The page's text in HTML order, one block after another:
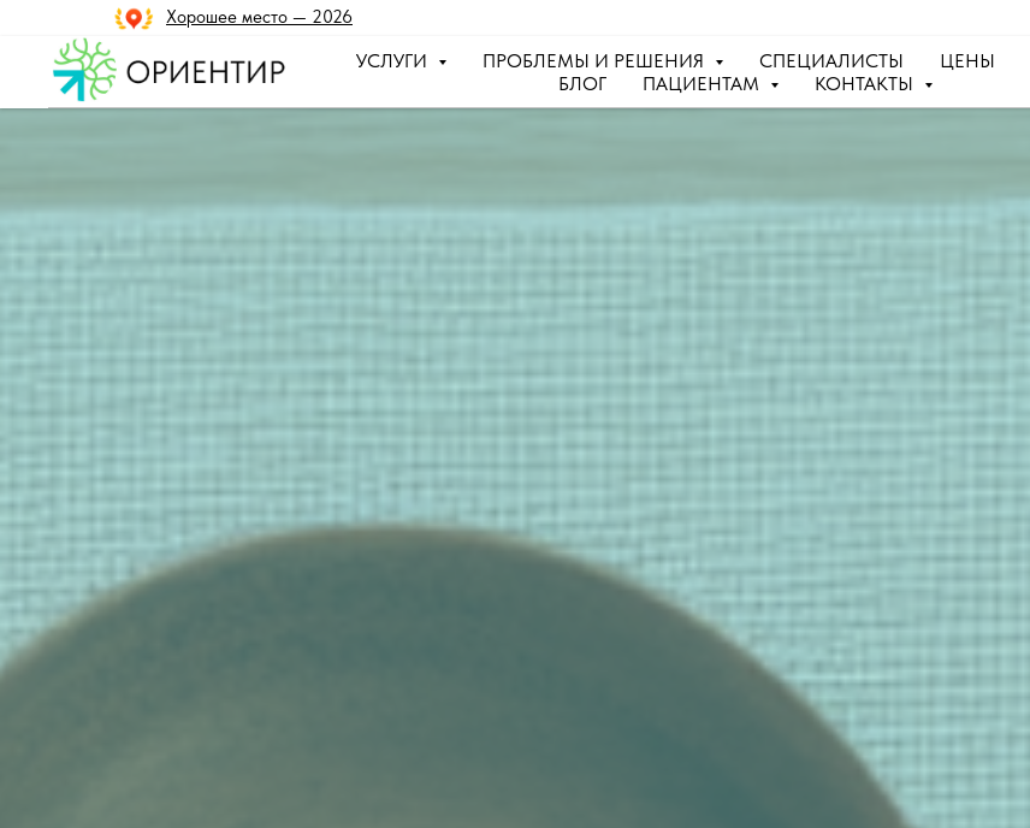
Хорошее место — 2026
УСЛУГИ ПРОБЛЕМЫ И РЕШЕНИЯ СПЕЦИАЛИСТЫ ЦЕНЫ
БЛОГ
ПАЦИЕНТАМ КОНТАКТЫ